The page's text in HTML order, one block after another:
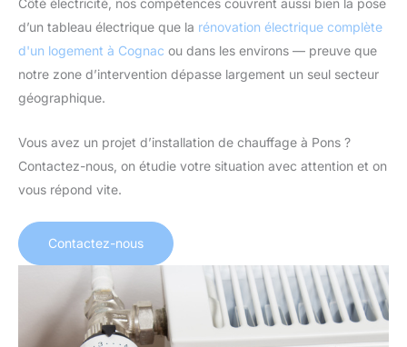
Côté électricité, nos compétences couvrent aussi bien la pose
d’un tableau électrique que la rénovation électrique complète
d'un logement à Cognac ou dans les environs — preuve que
notre zone d’intervention dépasse largement un seul secteur
géographique.
Vous avez un projet d’installation de chauffage à Pons ?
Contactez-nous, on étudie votre situation avec attention et on
vous répond vite.
Contactez-nous